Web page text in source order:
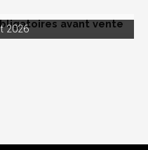
avant vente
2026